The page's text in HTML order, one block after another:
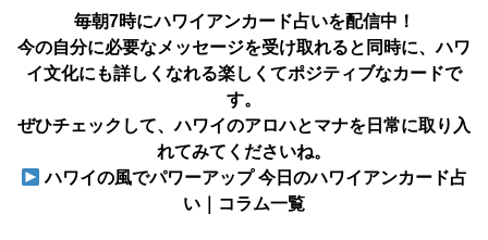
毎朝7時にハワイアンカード占いを配信中！
今の自分に必要なメッセージを受け取れると同時に、ハワ
イ文化にも詳しくなれる楽しくてポジティブなカードで
す。
ぜひチェックして、ハワイのアロハとマナを日常に取り入
れてみてくださいね。
ハワイの風でパワーアップ 今日のハワイアンカード占
い｜コラム一覧